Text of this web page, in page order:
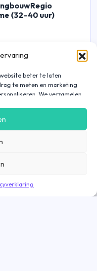
beter te laten
te meten en marketing
We verzamelen
af te stemmen en te
Gegevens die via
ook gedeeld met derde
(32–40 uur)